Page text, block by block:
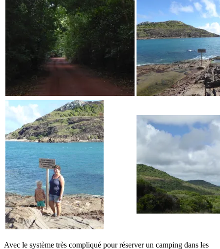
Avec le système très compliqué pour réserver un camping dans les